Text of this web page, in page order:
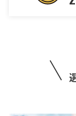
ており、 OEM製造
立歩行が可能な方の